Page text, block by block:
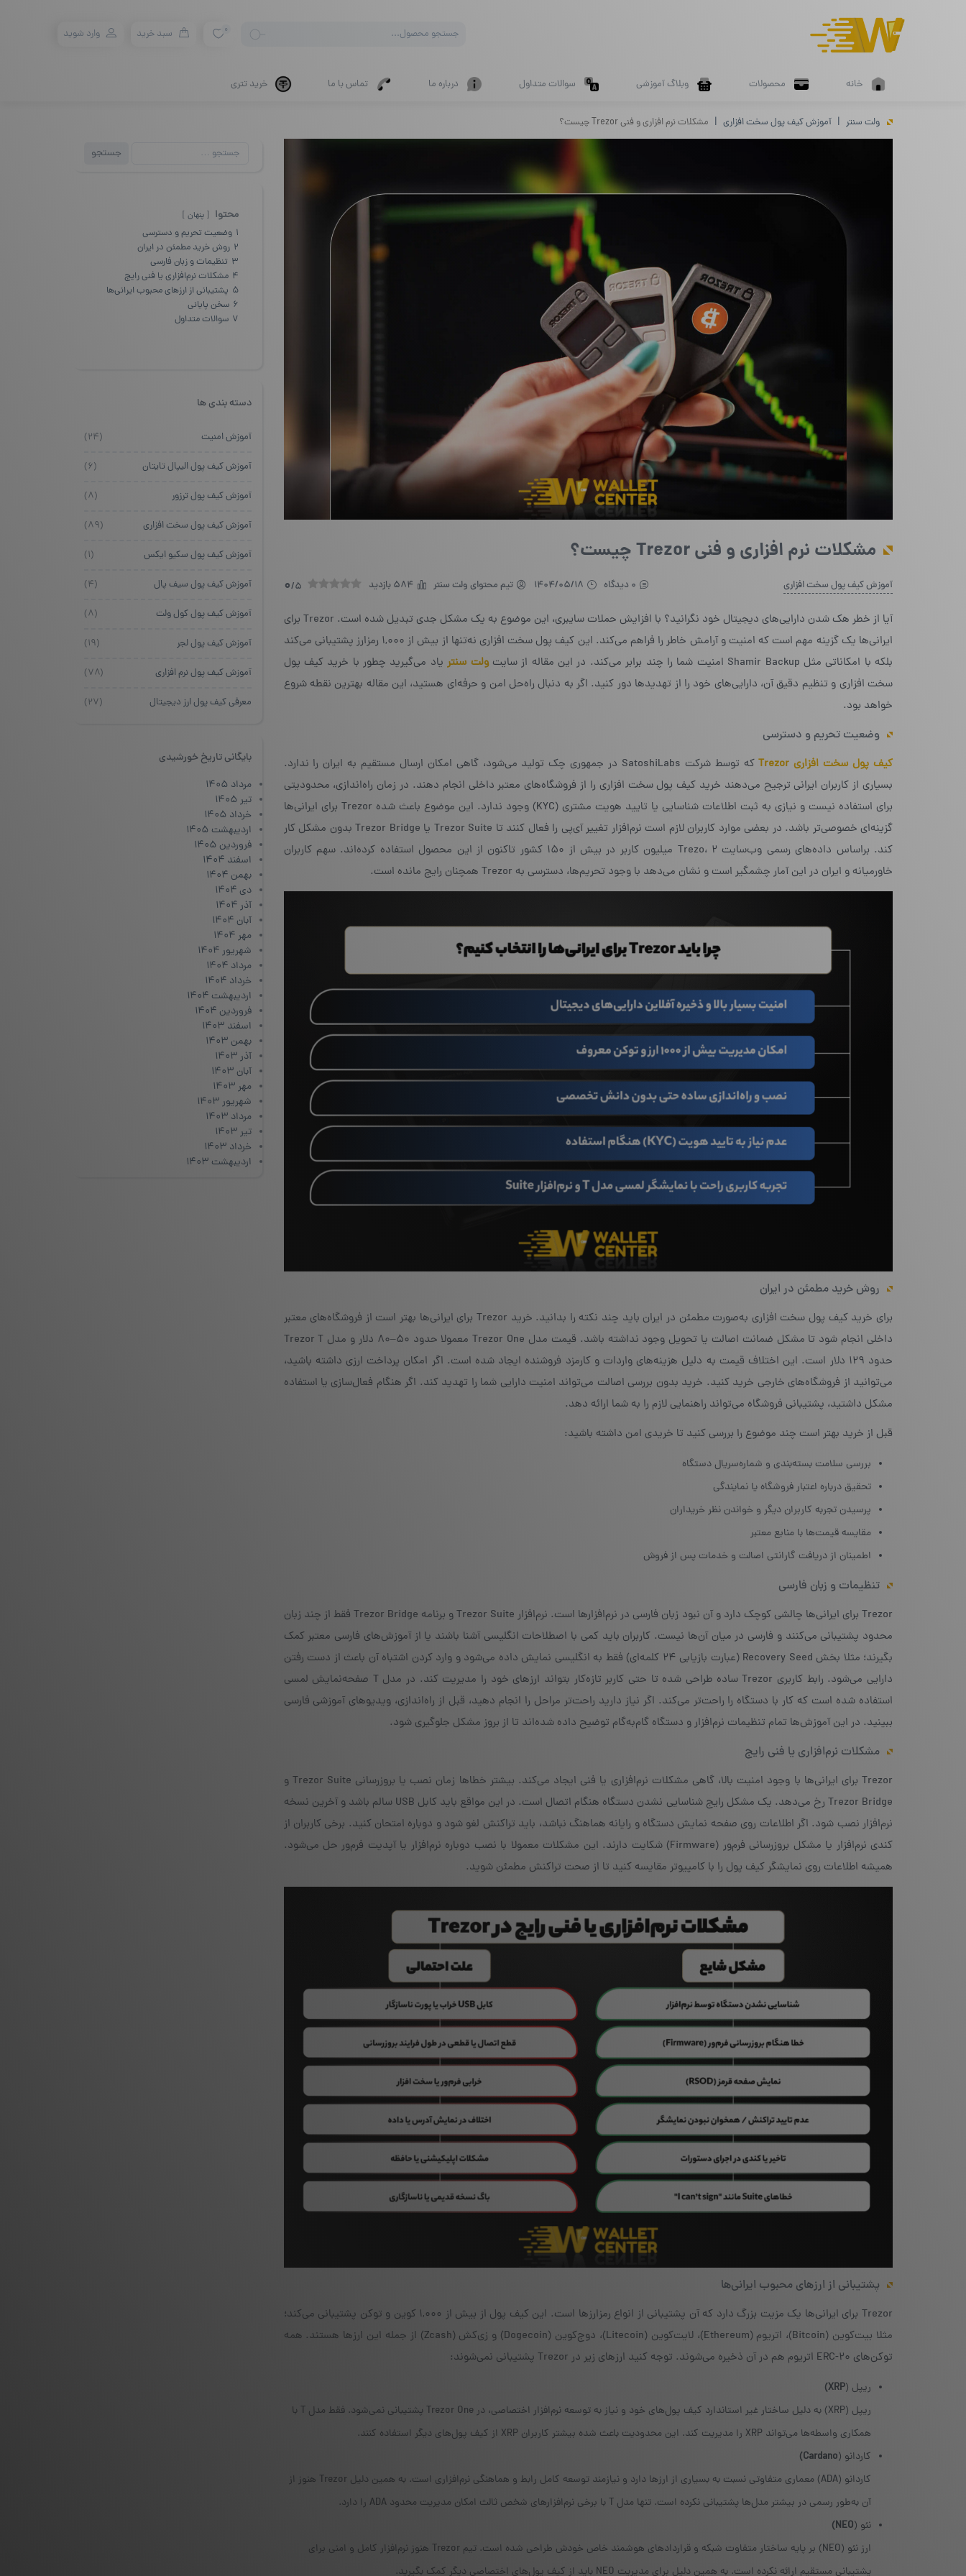
search
0 سبد خرید وارد شوید
خانه محصولات وبلاگ آموزشی سوالات متداول درباره ما تماس با ما خرید تتری
ولت سنتر آموزش کیف پول سخت افزاری مشکلات نرم‌ افزاری و فنی Trezor چیست؟
مشکلات نرم‌ افزاری و فنی Trezor چیست؟
آموزش کیف پول سخت افزاری 0 دیدگاه 1404/05/18 تیم محتوای ولت سنتر 584 بازدید 0/5
آیا از خطر هک شدن دارایی‌های دیجیتال خود نگرانید؟ با افزایش حملات سایبری، این موضوع به یک مشکل جدی تبدیل شده است. Trezor برای
ایرانی‌ها یک گزینه مهم است که امنیت و آرامش خاطر را فراهم می‌کند. این کیف پول سخت افزاری نه‌تنها از بیش از ۱,۰۰۰ رمزارز پشتیبانی می‌کند
بلکه با امکاناتی مثل Shamir Backup امنیت شما را چند برابر می‌کند. در این مقاله از سایت
ولت سنتریاد می‌گیرید چطور با خرید کیف پول
سخت افزاری و تنظیم دقیق آن، دارایی‌های خود را از تهدیدها دور کنید. اگر به دنبال راه‌حل امن و حرفه‌ای هستید، این مقاله بهترین نقطه شروع
خواهد بود.
وضعیت تحریم و دسترسی
کیف پول سخت افزاری Trezor
که توسط شرکت SatoshiLabs در جمهوری چک تولید می‌شود، گاهی امکان ارسال مستقیم به ایران را ندارد.
بسیاری از کاربران ایرانی ترجیح می‌دهند خرید کیف پول سخت افزاری را از فروشگاه‌های معتبر داخلی انجام دهند. در زمان راه‌اندازی، محدودیتی
برای استفاده نیست و نیازی به ثبت اطلاعات شناسایی یا تایید هویت مشتری (KYC) وجود ندارد. این موضوع باعث شده Trezor برای ایرانی‌ها
گزینه‌ای خصوصی‌تر باشد. در بعضی موارد کاربران لازم است نرم‌افزار تغییر آی‌پی را فعال کنند تا Trezor Suite یا Trezor Bridge بدون مشکل کار
کند. براساس داده‌های رسمی وب‌سایت Trezo، ۲ میلیون کاربر در بیش از ۱۵۰ کشور تاکنون از این محصول استفاده کرده‌اند. سهم کاربران
خاورمیانه و ایران در این آمار چشمگیر است و نشان می‌دهد با وجود تحریم‌ها، دسترسی به Trezor همچنان رایج مانده است.
روش خرید مطمئن در ایران
برای خرید کیف پول سخت افزاری به‌صورت مطمئن در ایران باید چند نکته را بدانید. خرید Trezor برای ایرانی‌ها بهتر است از فروشگاه‌های معتبر
داخلی انجام شود تا مشکل ضمانت اصالت یا تحویل وجود نداشته باشد. قیمت مدل Trezor One معمولا حدود ۵۰–۸۰ دلار و مدل Trezor T
حدود ۱۲۹ دلار است. این اختلاف قیمت به دلیل هزینه‌های واردات و کارمزد فروشنده ایجاد شده است. اگر امکان پرداخت ارزی داشته باشید،
می‌توانید از فروشگاه‌های خارجی خرید کنید. خرید بدون بررسی اصالت می‌تواند امنیت دارایی شما را تهدید کند. اگر هنگام فعال‌سازی یا استفاده
مشکل داشتید، پشتیبانی فروشگاه می‌تواند راهنمایی لازم را به شما ارائه دهد.
قبل از خرید بهتر است چند موضوع را بررسی کنید تا خریدی امن داشته باشید:
بررسی سلامت بسته‌بندی و شماره‌سریال دستگاه
تحقیق درباره اعتبار فروشگاه یا نمایندگی
پرسیدن تجربه کاربران دیگر و خواندن نظر خریداران
مقایسه قیمت‌ها با منابع معتبر
اطمینان از دریافت گارانتی اصالت و خدمات پس از فروش
تنظیمات و زبان فارسی
Trezor برای ایرانی‌ها چالشی کوچک دارد و آن نبود زبان فارسی در نرم‌افزارها است. نرم‌افزار Trezor Suite و برنامه Trezor Bridge فقط از چند زبان
محدود پشتیبانی می‌کنند و فارسی در میان آن‌ها نیست. کاربران باید کمی با اصطلاحات انگلیسی آشنا باشند یا از آموزش‌های فارسی معتبر کمک
بگیرند؛ مثلا بخش Recovery Seed (عبارت بازیابی ۲۴ کلمه‌ای) فقط به انگلیسی نمایش داده می‌شود و وارد کردن اشتباه آن باعث از دست رفتن
دارایی می‌شود. رابط کاربری Trezor ساده طراحی شده تا حتی کاربر تازه‌کار بتواند ارزهای خود را مدیریت کند. در مدل T صفحه‌نمایش لمسی
استفاده شده است که کار با دستگاه را راحت‌تر می‌کند. اگر نیاز دارید راحت‌تر مراحل را انجام دهید، قبل از راه‌اندازی، ویدیوهای آموزشی فارسی
ببینید. در این آموزش‌ها تمام تنظیمات نرم‌افزار و دستگاه گام‌به‌گام توضیح داده شده‌اند تا از بروز مشکل جلوگیری شود.
مشکلات نرم‌افزاری یا فنی رایج
Trezor برای ایرانی‌ها با وجود امنیت بالا، گاهی مشکلات نرم‌افزاری یا فنی ایجاد می‌کند. بیشتر خطاها زمان نصب یا بروزرسانی Trezor Suite و
Trezor Bridge رخ می‌دهد. یک مشکل رایج شناسایی نشدن دستگاه هنگام اتصال است. در این مواقع باید کابل USB سالم باشد و آخرین نسخه
نرم‌افزار نصب شود. اگر اطلاعات روی صفحه نمایش دستگاه و رایانه هماهنگ نباشد، باید تراکنش لغو شود و دوباره امتحان کنید. برخی کاربران از
کندی نرم‌افزار یا مشکل بروزرسانی فرم‌ور (Firmware) شکایت دارند. این مشکلات معمولا با نصب دوباره نرم‌افزار یا آپدیت فرم‌ور حل می‌شود.
همیشه اطلاعات روی نمایشگر کیف پول را با کامپیوتر مقایسه کنید تا از صحت تراکنش مطمئن شوید.
پشتیبانی از ارزهای محبوب ایرانی‌ها
Trezor برای ایرانی‌ها یک مزیت بزرگ دارد که آن پشتیبانی از انواع رمزارزها است. این کیف پول از بیش از ۱,۰۰۰ کوین و توکن پشتیبانی می‌کند؛
مثلا بیت‌کوین (Bitcoin)، اتریوم (Ethereum)، لایت‌کوین (Litecoin)، دوج‌کوین (Dogecoin) و زی‌کش (Zcash) از جمله این ارزها هستند. همه
توکن‌های ERC-20 اتریوم هم در آن ذخیره می‌شوند. توجه کنید ارزهای زیر در Trezor پشتیبانی نمی‌شوند:
ریپل (XRP)
ریپل (XRP) به دلیل ساختار غیر استاندارد کیف پول‌های خود و نیاز به توسعه نرم‌افزار اختصاصی، در Trezor One پشتیبانی نمی‌شود. فقط مدل T با
همکاری واسطه‌ها می‌تواند XRP را مدیریت کند. این محدودیت باعث شده بیشتر کاربران XRP از کیف پول‌های دیگر استفاده کنند.
کاردانو (Cardano)
کاردانو (ADA) معماری متفاوتی نسبت به بسیاری از ارزها دارد و نیازمند توسعه کامل رابط و هماهنگی نرم‌افزاری است. به همین دلیل Trezor هنوز از
آن به‌طور رسمی در بیشتر مدل‌ها پشتیبانی نکرده است. تنها مدل T با برخی نرم‌افزارهای شخص ثالث امکان مدیریت محدود ADA را دارد.
نئو (NEO)
ارز نئو (NEO) بر پایه ساختار متفاوت شبکه و قراردادهای هوشمند خاص خودش طراحی شده است. تیم Trezor هنوز نرم‌افزار کامل و امنی برای
پشتیبانی مستقیم ارائه نکرده است. به همین دلیل برای مدیریت NEO باید از کیف پول‌های اختصاصی دیگر کمک بگیرید.
جستجو
جستجو
محتوا پنهان
1 وضعیت تحریم و دسترسی
2 روش خرید مطمئن در ایران
3 تنظیمات و زبان فارسی
4 مشکلات نرم‌افزاری یا فنی رایج
5 پشتیبانی از ارزهای محبوب ایرانی‌ها
6 سخن پایانی
7 سوالات متداول
دسته بندی ها
آموزش امنیت (۲۴)
آموزش کیف پول الیپال تایتان (۶)
آموزش کیف پول ترزور (۸)
آموزش کیف پول سخت افزاری (۸۹)
آموزش کیف پول سکیو ایکس (۱)
آموزش کیف پول سیف پال (۴)
آموزش کیف پول کول ولت (۸)
آموزش کیف پول لجر (۱۹)
آموزش کیف پول نرم افزاری (۷۸)
معرفی کیف پول ارز دیجیتال (۲۷)
بایگانی تاریخ خورشیدی
مرداد ۱۴۰۵
تیر ۱۴۰۵
خرداد ۱۴۰۵
اردیبهشت ۱۴۰۵
فروردین ۱۴۰۵
اسفند ۱۴۰۴
بهمن ۱۴۰۴
دی ۱۴۰۴
آذر ۱۴۰۴
آبان ۱۴۰۴
مهر ۱۴۰۴
شهریور ۱۴۰۴
مرداد ۱۴۰۴
خرداد ۱۴۰۴
اردیبهشت ۱۴۰۴
فروردین ۱۴۰۴
اسفند ۱۴۰۳
بهمن ۱۴۰۳
آذر ۱۴۰۳
آبان ۱۴۰۳
مهر ۱۴۰۳
شهریور ۱۴۰۳
مرداد ۱۴۰۳
تیر ۱۴۰۳
خرداد ۱۴۰۳
اردیبهشت ۱۴۰۳